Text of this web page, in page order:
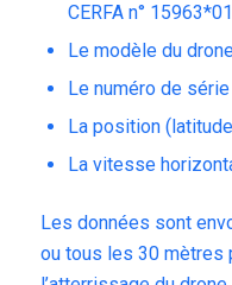
CERFA n°
Le modèle du
Le numéro de
La position
La vitesse
Les données sont
ou tous les 30 mètres